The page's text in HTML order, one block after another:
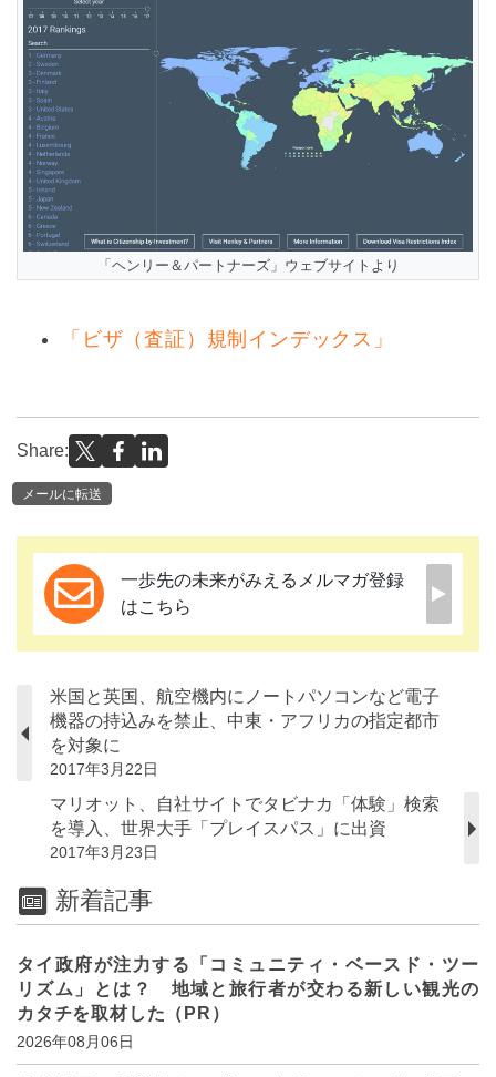
「ヘンリー＆パートナーズ」ウェブサイトより
「ビザ（査証）規制インデックス」
Share:
メールに転送
一歩先の未来がみえるメルマガ登録
はこちら
米国と英国、航空機内にノートパソコンなど電子
機器の持込みを禁止、中東・アフリカの指定都市
を対象に
2017年3月22日
マリオット、自社サイトでタビナカ「体験」検索
を導入、世界大手「プレイスパス」に出資
2017年3月23日
新着記事
タイ政府が注力する「コミュニティ・ベースド・ツー
リズム」とは？ 地域と旅行者が交わる新しい観光の
カタチを取材した（PR）
2026年08月06日